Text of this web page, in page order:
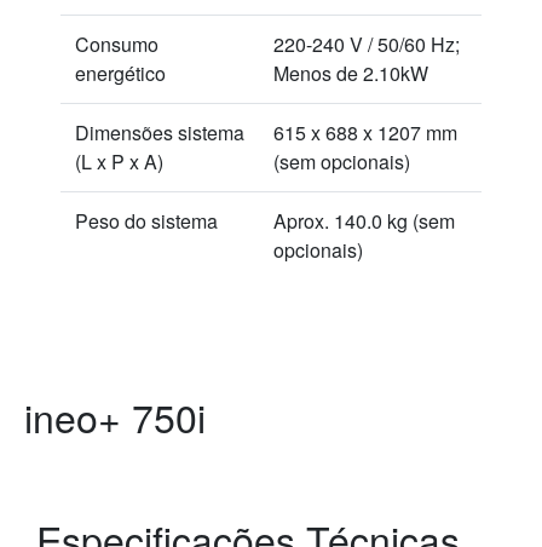
Consumo
energético
220-240 V / 50/60 Hz;
Menos de 2.10kW
Dimensões sistema
(L x P x A)
615 x 688 x 1207 mm
(sem opcionais)
Peso do sistema
Aprox. 140.0 kg (sem
opcionais)
ineo+ 750i